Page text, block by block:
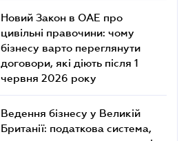
Новий Закон в ОАЕ про
цивільні правочини: чому
бізнесу варто переглянути
договори, які діють після 1
червня 2026 року
Ведення бізнесу у Великій
Британії: податкова система,